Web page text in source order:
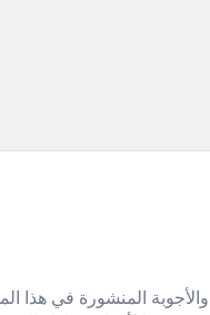
والأجوبة المنشورة في